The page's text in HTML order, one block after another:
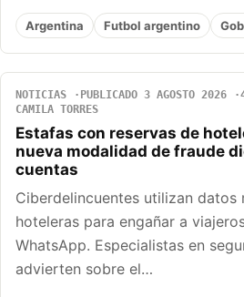
Argentina Futbol argentino
NOTICIAS PUBLICADO 3 AGOSTO 2026
CAMILA TORRES
Estafas con reservas de
nueva modalidad de fraude
cuentas
Ciberdelincuentes utilizan datos
hoteleras para engañar a
WhatsApp. Especialistas en
advierten sobre el…